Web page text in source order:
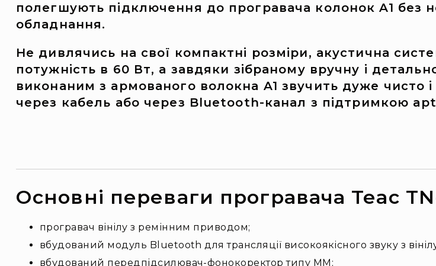
полегшують підключення до програвача колонок A1 без
обладнання.
Не дивлячись на свої компактні розміри, акустична
потужність в 60 Вт, а завдяки зібраному вручну і
виконаним з армованого волокна A1 звучить дуже чисто
через кабель або через Bluetooth-канал з підтримкою
Основні переваги програвача Teac
програвач вінілу з ремінним приводом;
вбудований модуль Bluetooth для трансляції високоякісного звуку з
вбудований передпідсилювач-фонокоректор типу MM;